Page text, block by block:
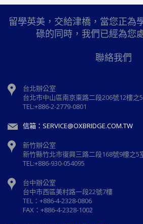
留學英美，交給津橋，當您正為
碌的同時，我們已經為您
聯絡我們
台北辦公室
台北市中山區南京東路二段206號12樓之5
TEL:+886-2-2779-0801
信箱：SERVICE@OXBRIDGE.COM.TW
新竹辦公室
新⽵縣⽵北市復興三路⼆段168號9樓之5
TEL:+886-930-054095
台中辦公室
台中市西區美村路一段22號7樓
TEL：+886-4-2328-0806
FAX：+886-4-2328-1002